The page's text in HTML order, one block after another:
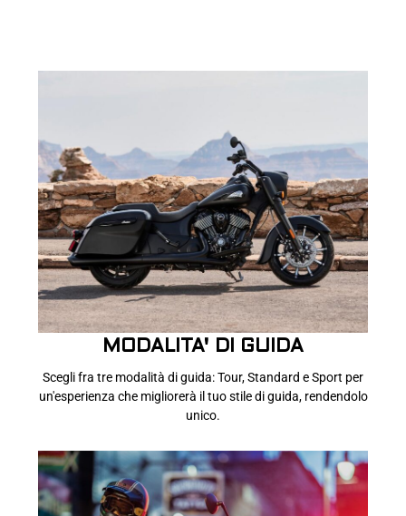
MODALITA' DI GUIDA
Scegli fra tre modalità di guida: Tour, Standard e Sport per
un'esperienza che migliorerà il tuo stile di guida, rendendolo
unico.